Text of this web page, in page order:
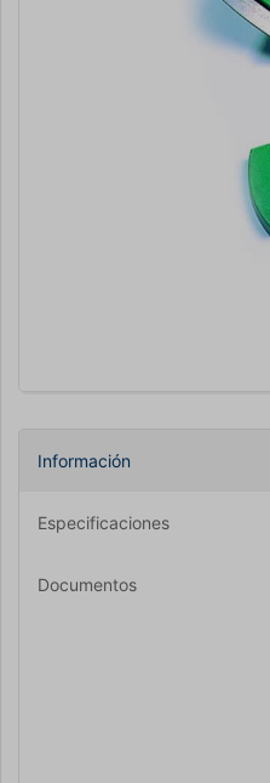
Información
Especificaciones
Documentos